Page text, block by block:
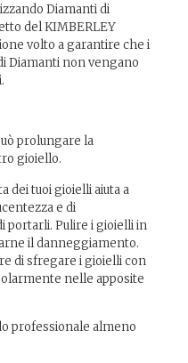
Diamanti di
del KIMBERLEY
volto a garantire che i
Diamanti non vengano
prolungare la
gioiello.
dei tuoi gioielli aiuta a
e di
portarli. Pulire i gioielli in
il danneggiamento.
di sfregare i gioielli con
nelle apposite
professionale almeno